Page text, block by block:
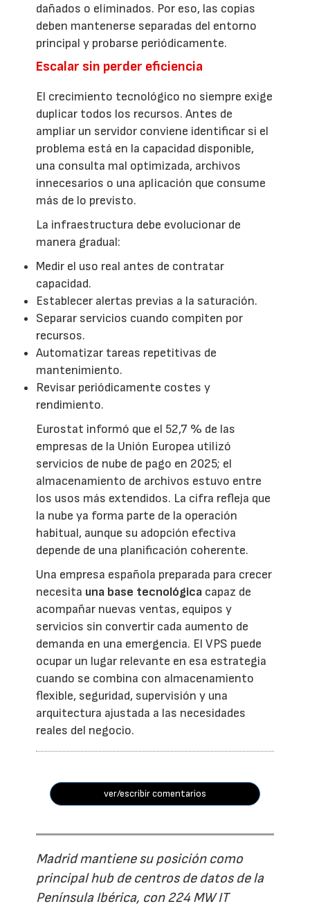
dañados o eliminados. Por eso, las copias
deben mantenerse separadas del entorno
principal y probarse periódicamente.
Escalar sin perder eficiencia
El crecimiento tecnológico no siempre exige
duplicar todos los recursos. Antes de
ampliar un servidor conviene identificar si el
problema está en la capacidad disponible,
una consulta mal optimizada, archivos
innecesarios o una aplicación que consume
más de lo previsto.
La infraestructura debe evolucionar de
manera gradual:
Medir el uso real antes de contratar
capacidad.
Establecer alertas previas a la saturación.
Separar servicios cuando compiten por
recursos.
Automatizar tareas repetitivas de
mantenimiento.
Revisar periódicamente costes y
rendimiento.
Eurostat informó que el 52,7 % de las
empresas de la Unión Europea utilizó
servicios de nube de pago en 2025; el
almacenamiento de archivos estuvo entre
los usos más extendidos. La cifra refleja que
la nube ya forma parte de la operación
habitual, aunque su adopción efectiva
depende de una planificación coherente.
Una empresa española preparada para crecer
necesita una base tecnológica capaz de
acompañar nuevas ventas, equipos y
servicios sin convertir cada aumento de
demanda en una emergencia. El VPS puede
ocupar un lugar relevante en esa estrategia
cuando se combina con almacenamiento
flexible, seguridad, supervisión y una
arquitectura ajustada a las necesidades
reales del negocio.
ver/escribir comentarios
Madrid mantiene su posición como
principal hub de centros de datos de la
Península Ibérica, con 224 MW IT